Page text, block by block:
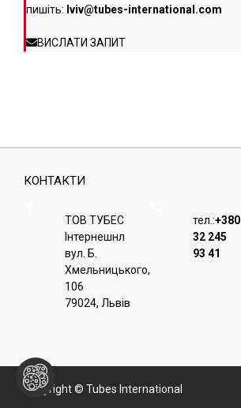
пишіть: lviv@tubes-international.com
ВИСЛАТИ ЗАПИТ
КОНТАКТИ
ТОВ ТУБЕС
Iнтернешнл
вул. Б.
Хмельницького,
106
79024, Львiв
тел.:+380
32 245
93 41
Copyright © Tubes International